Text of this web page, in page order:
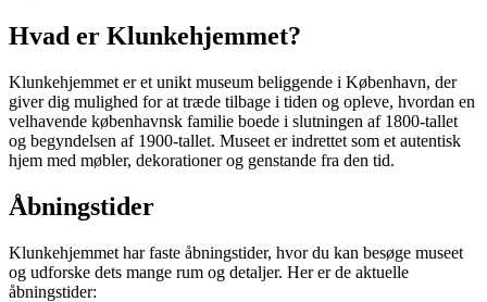
Hvad er Klunkehjemmet?
Klunkehjemmet er et unikt museum beliggende i København, der
giver dig mulighed for at træde tilbage i tiden og opleve, hvordan en
velhavende københavnsk familie boede i slutningen af 1800-tallet
og begyndelsen af 1900-tallet. Museet er indrettet som et autentisk
hjem med møbler, dekorationer og genstande fra den tid.
Åbningstider
Klunkehjemmet har faste åbningstider, hvor du kan besøge museet
og udforske dets mange rum og detaljer. Her er de aktuelle
åbningstider: